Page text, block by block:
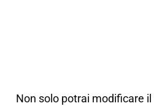
Non solo potrai modificare